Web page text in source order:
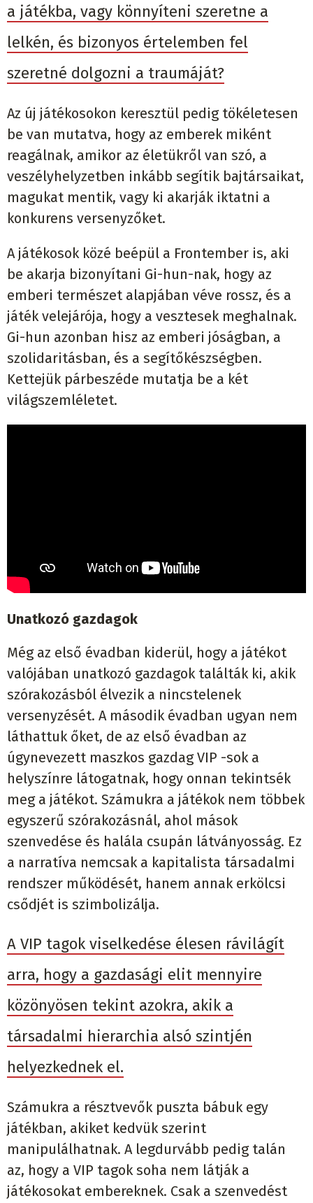
a játékba, vagy könnyíteni szeretne a
lelkén, és bizonyos értelemben fel
szeretné dolgozni a traumáját?
Az új játékosokon keresztül pedig tökéletesen
be van mutatva, hogy az emberek miként
reagálnak, amikor az életükről van szó, a
veszélyhelyzetben inkább segítik bajtársaikat,
magukat mentik, vagy ki akarják iktatni a
konkurens versenyzőket.
A játékosok közé beépül a Frontember is, aki
be akarja bizonyítani Gi-hun-nak, hogy az
emberi természet alapjában véve rossz, és a
játék velejárója, hogy a vesztesek meghalnak.
Gi-hun azonban hisz az emberi jóságban, a
szolidaritásban, és a segítőkészségben.
Kettejük párbeszéde mutatja be a két
világszemléletet.
Unatkozó gazdagok
Még az első évadban kiderül, hogy a játékot
valójában unatkozó gazdagok találták ki, akik
szórakozásból élvezik a nincstelenek
versenyzését. A második évadban ugyan nem
láthattuk őket, de az első évadban az
úgynevezett maszkos gazdag VIP -sok a
helyszínre látogatnak, hogy onnan tekintsék
meg a játékot. Számukra a játékok nem többek
egyszerű szórakozásnál, ahol mások
szenvedése és halála csupán látványosság. Ez
a narratíva nemcsak a kapitalista társadalmi
rendszer működését, hanem annak erkölcsi
csődjét is szimbolizálja.
A VIP tagok viselkedése élesen rávilágít
arra, hogy a gazdasági elit mennyire
közönyösen tekint azokra, akik a
társadalmi hierarchia alsó szintjén
helyezkednek el.
Számukra a résztvevők puszta bábuk egy
játékban, akiket kedvük szerint
manipulálhatnak. A legdurvább pedig talán
az, hogy a VIP tagok soha nem látják a
játékosokat embereknek. Csak a szenvedést